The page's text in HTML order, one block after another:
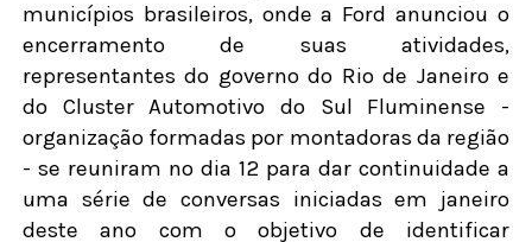
municípios brasileiros, onde a Ford anunciou o
encerramento de suas atividades,
representantes do governo do Rio de Janeiro e
do Cluster Automotivo do Sul Fluminense -
organização formadas por montadoras da região
- se reuniram no dia 12 para dar continuidade a
uma série de conversas iniciadas em janeiro
deste ano com o objetivo de identificar